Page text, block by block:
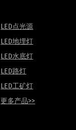
LED点光源
LED地埋灯
LED水底灯
LED路灯
LED工矿灯
更多产品>>